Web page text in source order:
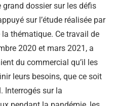
dossier sur les défis
sur l’étude réalisée par
thématique. Ce travail de
2020 et mars 2021, a
du commercial qu’il les
leurs besoins, que ce soit
Interrogés sur la